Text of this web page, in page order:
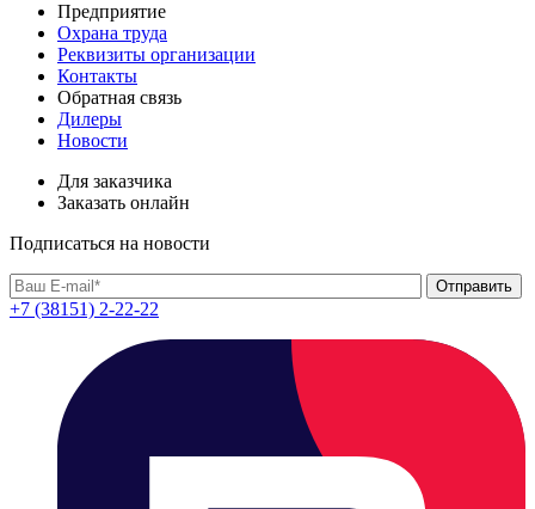
Предприятие
Охрана труда
Реквизиты организации
Контакты
Обратная связь
Дилеры
Новости
Для заказчика
Заказать онлайн
Подписаться на новости
+7 (38151) 2-22-22